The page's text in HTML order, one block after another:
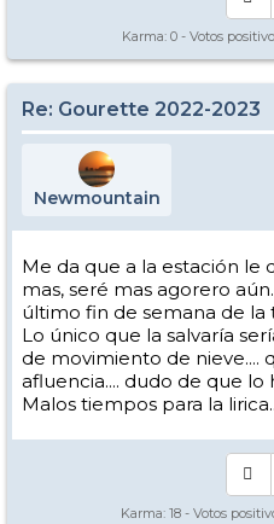
Karma: 0 - Votos
Re: Gourette 2022-2023
Newmountain
Me da que a la estación le
mas, seré mas agorero
último fin de semana de la
Lo único que la salvaría
de movimiento de nieve....
afluencia.... dudo de que lo
Malos tiempos para la
Karma: 18 - Votos